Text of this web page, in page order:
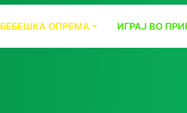
БЕБЕШКА ОПРЕМА ИГРАЈ ВО